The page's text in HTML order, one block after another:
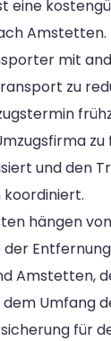
eine
mit
zu
zu
und den
koordiniert.
hängen
Amstetten,
Umfang
für